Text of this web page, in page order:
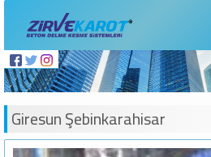
Giresun Şebinkarahisar